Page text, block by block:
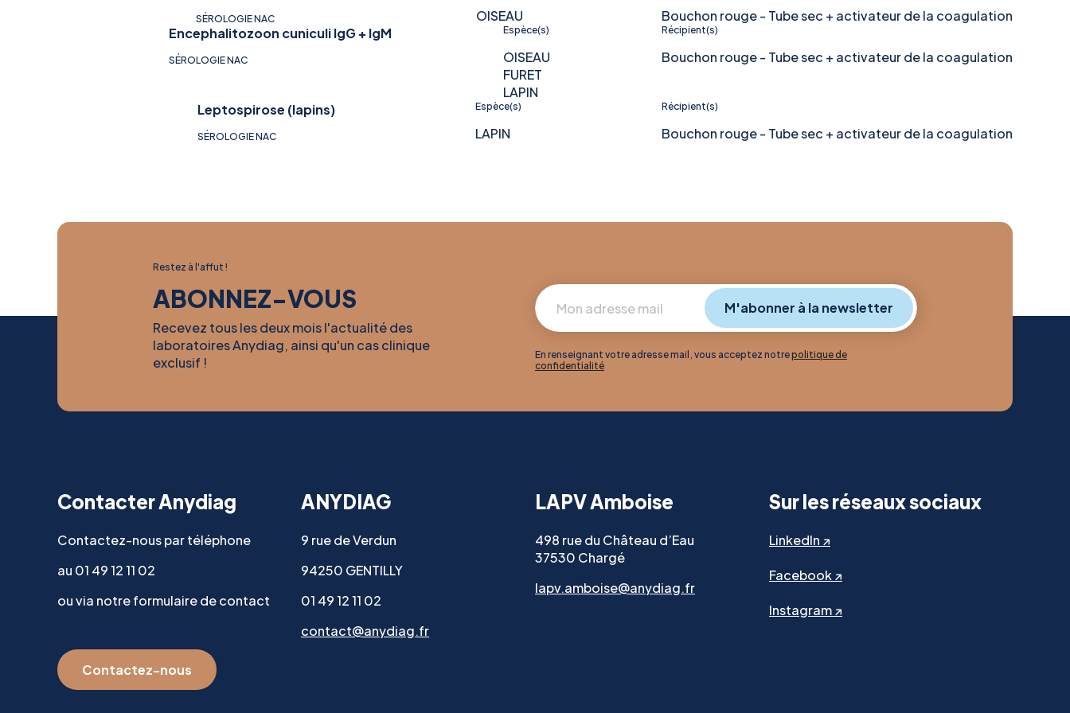
SÉROLOGIE NAC OISEAU
Bouchon rouge - Tube sec + activateur de la coagulation
Encephalitozoon cuniculi IgG + IgM
SÉROLOGIE NAC
Espèce(s)
OISEAU
FURET
LAPIN
Récipient(s)
Bouchon rouge - Tube sec + activateur de la coagulation
Leptospirose (lapins)
SÉROLOGIE NAC
Espèce(s)
LAPIN
Récipient(s)
Bouchon rouge - Tube sec + activateur de la coagulation
Restez à l'affut !
ABONNEZ-VOUS
Recevez tous les deux mois l'actualité des
laboratoires Anydiag, ainsi qu'un cas clinique
exclusif !
En renseignant votre adresse mail, vous acceptez notrepolitique de
confidentialité
Contacter Anydiag
Contactez-nous par téléphone
au 01 49 12 11 02
ou via notre formulaire de contact
Contactez-nous
ANYDIAG
9 rue de Verdun
94250 GENTILLY
01 49 12 11 02
contact@anydiag.fr
LAPV Amboise
498 rue du Château d’Eau
37530 Chargé
lapv.amboise@anydiag.fr
Sur les réseaux sociaux
LinkedIn ↗
Facebook ↗
Instagram ↗